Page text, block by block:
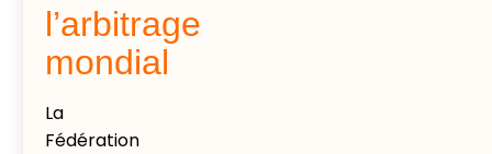
l’arbitrage
mondial
La
Fédération